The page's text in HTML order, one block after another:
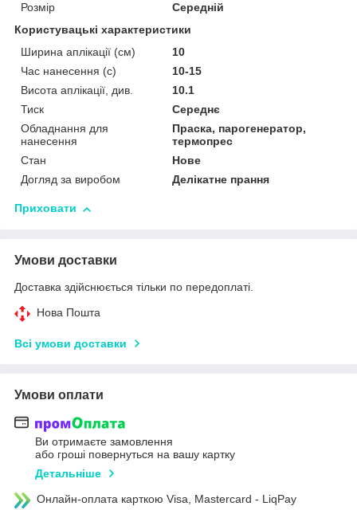
Розмір
Середній
Користувацькі характеристики
Ширина аплікації (см)
10
Час нанесення (с)
10-15
Висота аплікації, див.
10.1
Тиск
Середнє
Обладнання для
нанесення
Праска, парогенератор,
термопрес
Стан
Нове
Догляд за виробом
Делікатне прання
Приховати
Умови доставки
Доставка здійснюється тільки по передоплаті.
Нова Пошта
Всі умови доставки
Умови оплати
Ви отримаєте замовлення
або гроші повернуться на вашу картку
Детальніше
Онлайн-оплата карткою Visa, Mastercard - LiqPay